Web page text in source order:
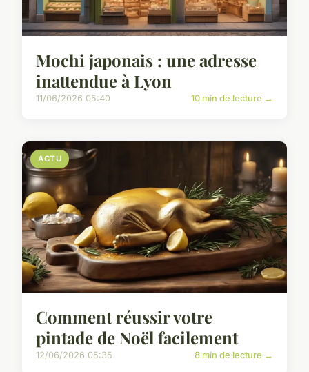
Mochi japonais : une adresse
inattendue à Lyon
11/06/2026 05:40 10 min de lecture →
ACTU
Comment réussir votre
pintade de Noël facilement
12/06/2026 05:35 8 min de lecture →